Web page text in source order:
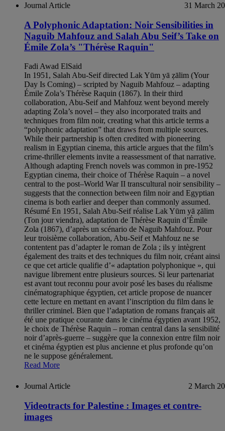
Journal Article 31 March
A Polyphonic Adaptation: Noir Sensibilities in
Naguib Mahfouz and Salah Abu Seif’s Take on
Émile Zola’s "Thérèse Raquin"
Fadi Awad ElSaid
In 1951, Salah Abu-Seif directed Lak Yūm yā ẓālim (Your
Day Is Coming) – scripted by Naguib Mahfouz – adapting
Émile Zola’s Thérèse Raquin (1867). In their third
collaboration, Abu-Seif and Mahfouz went beyond merely
adapting Zola’s novel – they also incorporated traits and
techniques from film noir, creating what this article terms a
“polyphonic adaptation” that draws from multiple sources.
While their partnership is often credited with pioneering
realism in Egyptian cinema, this article argues that the film’s
crime-thriller elements invite a reassessment of that narrative.
Although adapting French novels was common in pre-1952
Egyptian cinema, their choice of Thérèse Raquin – a novel
central to the post–World War II transcultural noir sensibility –
suggests that the connection between film noir and Egyptian
cinema is both earlier and deeper than commonly assumed.
Résumé En 1951, Salah Abu-Seif réalise Lak Yūm yā ẓālim
(Ton jour viendra), adaptation de Thérèse Raquin d’Émile
Zola (1867), d’après un scénario de Naguib Mahfouz. Pour
leur troisième collaboration, Abu-Seif et Mahfouz ne se
contentent pas d’adapter le roman de Zola ; ils y intègrent
également des traits et des techniques du film noir, créant ainsi
ce que cet article qualifie d’« adaptation polyphonique », qui
navigue librement entre plusieurs sources. Si leur partenariat
est avant tout reconnu pour avoir posé les bases du réalisme
cinématographique égyptien, cet article propose de nuancer
cette lecture en mettant en avant l’inscription du film dans le
thriller criminel. Bien que l’adaptation de romans français ait
été une pratique courante dans le cinéma égyptien avant 1952,
le choix de Thérèse Raquin – roman central dans la sensibilité
noir d’après-guerre – suggère que la connexion entre film noir
et cinéma égyptien est plus ancienne et plus profonde qu’on
ne le suppose généralement.
Read More
Journal Article 2 March
Videotracts for Palestine : Images et contre-
images